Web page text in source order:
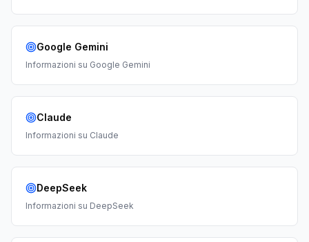
Google Gemini
Informazioni su Google Gemini
Claude
Informazioni su Claude
DeepSeek
Informazioni su DeepSeek